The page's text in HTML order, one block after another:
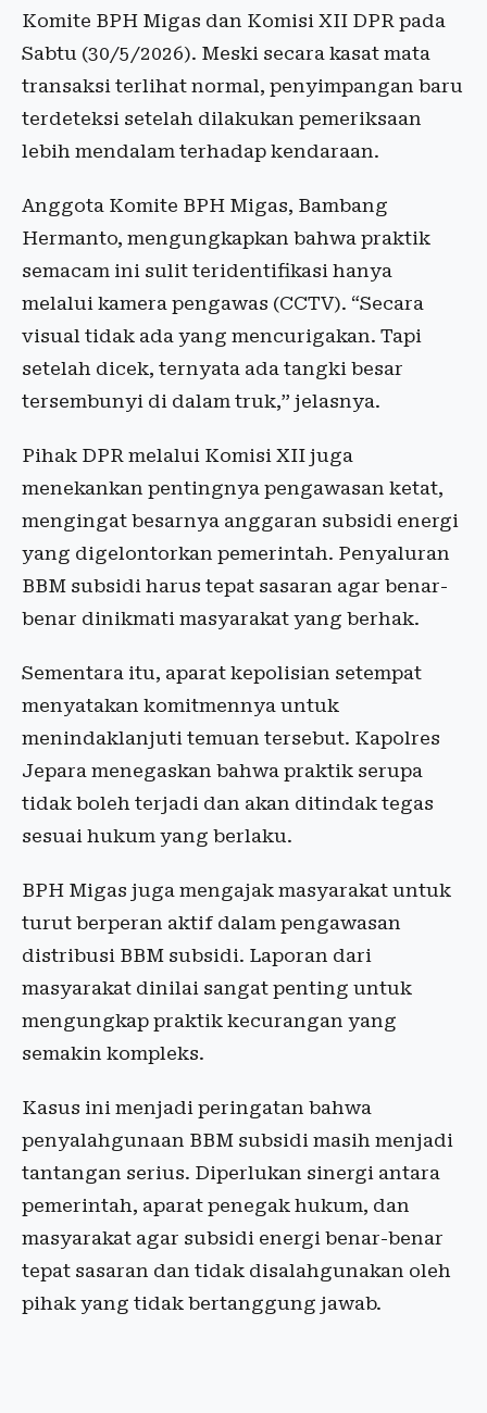
Komite BPH Migas dan Komisi XII DPR pada
Sabtu (30/5/2026). Meski secara kasat mata
transaksi terlihat normal, penyimpangan baru
terdeteksi setelah dilakukan pemeriksaan
lebih mendalam terhadap kendaraan.
Anggota Komite BPH Migas, Bambang
Hermanto, mengungkapkan bahwa praktik
semacam ini sulit teridentifikasi hanya
melalui kamera pengawas (CCTV). “Secara
visual tidak ada yang mencurigakan. Tapi
setelah dicek, ternyata ada tangki besar
tersembunyi di dalam truk,” jelasnya.
Pihak DPR melalui Komisi XII juga
menekankan pentingnya pengawasan ketat,
mengingat besarnya anggaran subsidi energi
yang digelontorkan pemerintah. Penyaluran
BBM subsidi harus tepat sasaran agar benar-
benar dinikmati masyarakat yang berhak.
Sementara itu, aparat kepolisian setempat
menyatakan komitmennya untuk
menindaklanjuti temuan tersebut. Kapolres
Jepara menegaskan bahwa praktik serupa
tidak boleh terjadi dan akan ditindak tegas
sesuai hukum yang berlaku.
BPH Migas juga mengajak masyarakat untuk
turut berperan aktif dalam pengawasan
distribusi BBM subsidi. Laporan dari
masyarakat dinilai sangat penting untuk
mengungkap praktik kecurangan yang
semakin kompleks.
Kasus ini menjadi peringatan bahwa
penyalahgunaan BBM subsidi masih menjadi
tantangan serius. Diperlukan sinergi antara
pemerintah, aparat penegak hukum, dan
masyarakat agar subsidi energi benar-benar
tepat sasaran dan tidak disalahgunakan oleh
pihak yang tidak bertanggung jawab.